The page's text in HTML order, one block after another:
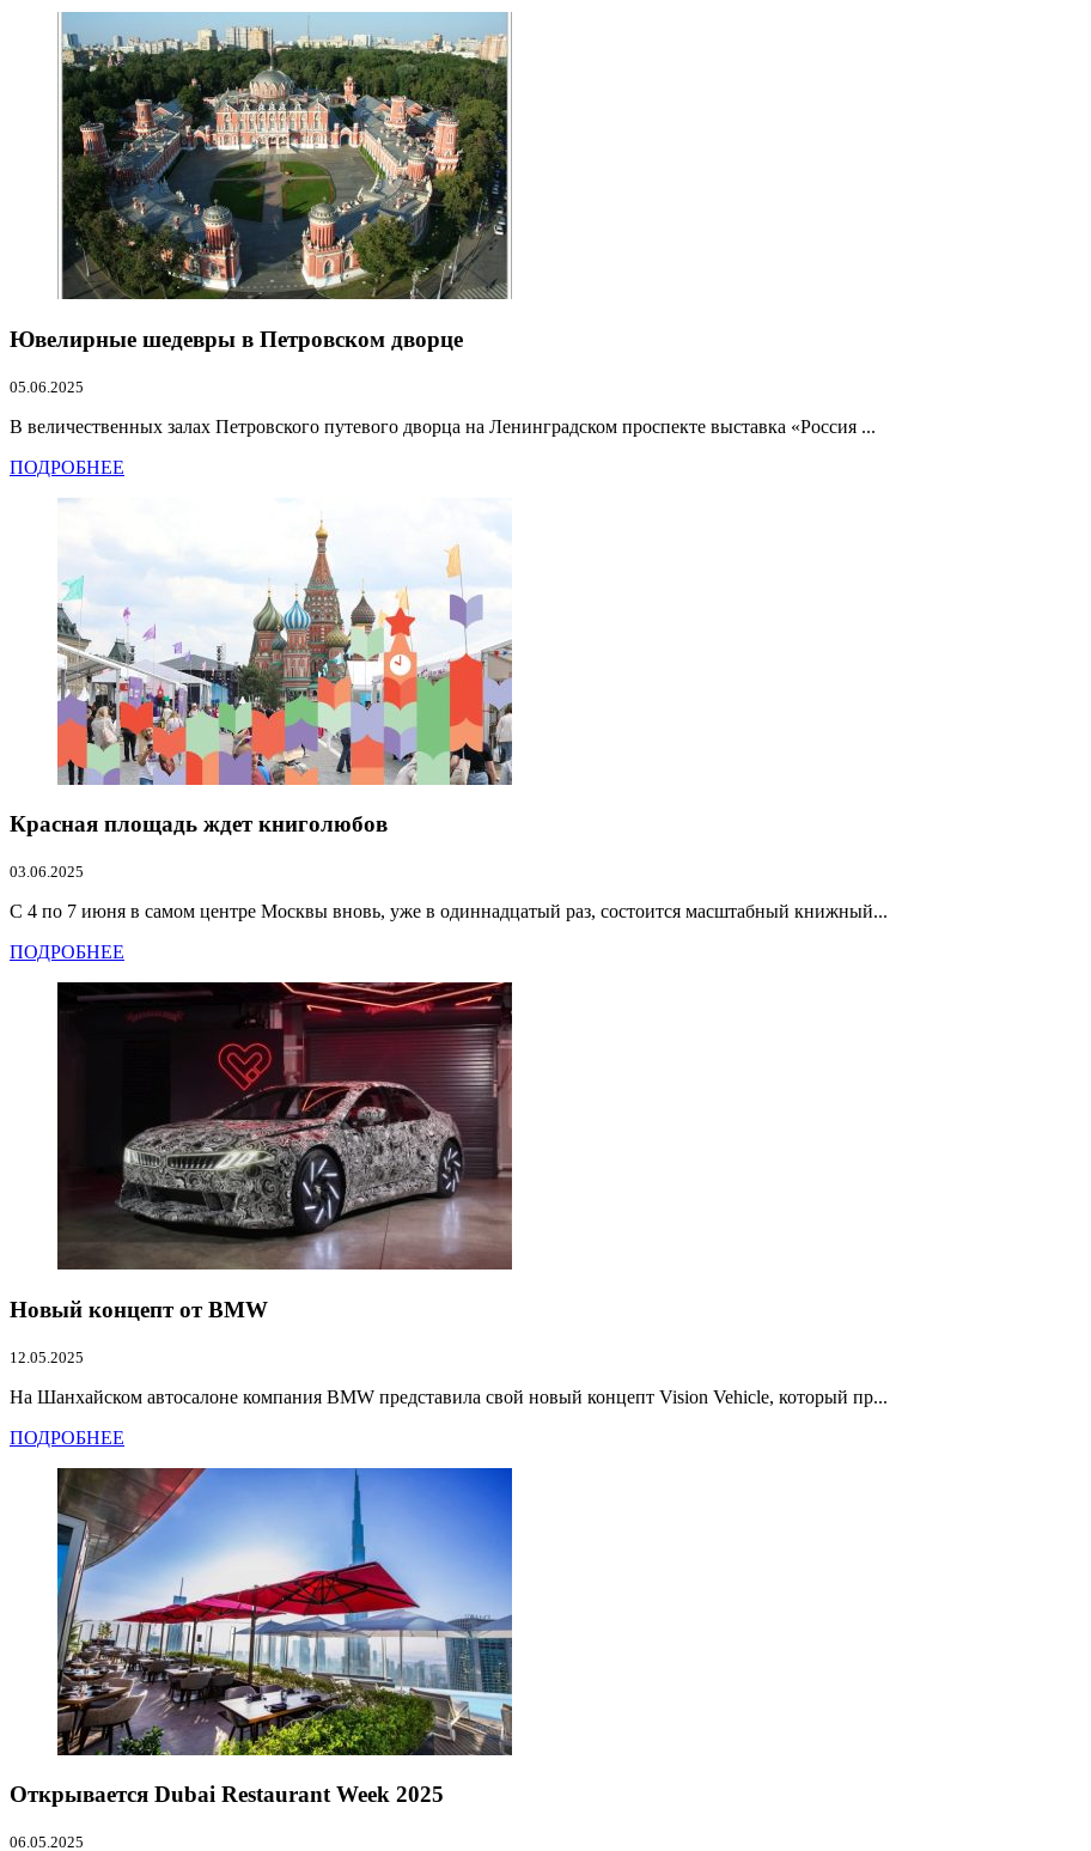
Ювелирные шедевры в Петровском дворце
05.06.2025
В величественных залах Петровского путевого дворца на Ленинградском проспекте выставка «Россия ...
ПОДРОБНЕЕ
Красная площадь ждет книголюбов
03.06.2025
С 4 по 7 июня в самом центре Москвы вновь, уже в одиннадцатый раз, состоится масштабный книжный...
ПОДРОБНЕЕ
Новый концепт от BMW
12.05.2025
На Шанхайском автосалоне компания BMW представила свой новый концепт Vision Vehicle, который пр...
ПОДРОБНЕЕ
Открывается Dubai Restaurant Week 2025
06.05.2025